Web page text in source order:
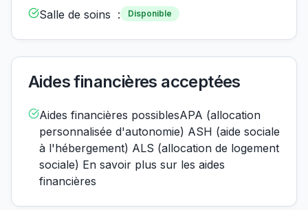
Salle de soins : Disponible
Aides financières acceptées
Aides financières possiblesAPA (allocation
personnalisée d'autonomie) ASH (aide sociale
à l'hébergement) ALS (allocation de logement
sociale) En savoir plus sur les aides
financières